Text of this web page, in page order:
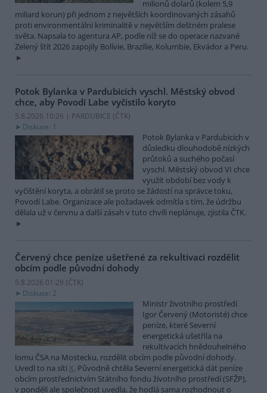
milionů dolarů (kolem 5,9
miliard korun) při jednom z největších koordinovaných zásahů
proti environmentální kriminalitě v největším deštném pralese
světa. Napsala to agentura AP, podle níž se do operace nazvané
Zelený štít 2026 zapojily Bolívie, Brazílie, Kolumbie, Ekvádor a Peru.
Potok Bylanka v Pardubicích vyschl. Městský obvod
chce, aby Povodí Labe vyčistilo koryto
5.8.2026 10:26 | PARDUBICE (ČTK)
Diskuse: 1
Potok Bylanka v Pardubicích v
důsledku dlouhodobě nízkých
průtoků a suchého počasí
vyschl. Městský obvod VI chce
využít období bez vody k
vyčištění koryta, a obrátil se proto se žádostí na správce toku,
Povodí Labe. Organizace ale požadavek odmítla s tím, že údržbu
dělala už v červnu a další zásah v tuto chvíli neplánuje, zjistila ČTK.
Červený chce peníze ušetřené za rekultivaci rozdělit
obcím podle původní dohody
5.8.2026 01:29 (ČTK)
Diskuse: 2
Ministr životního prostředí
Igor Červený (Motoristé) chce
peníze, které Severní
energetická ušetřila na
rekultivacích hnědouhelného
lomu ČSA na Mostecku, rozdělit obcím podle původní dohody.
Uvedl to na síti X. Původně chtěla Severní energetická dát peníze
obcím prostřednictvím Státního fondu životního prostředí (SFŽP),
v pondělí ale společnost uvedla, že hodlá sama rozhodnout o